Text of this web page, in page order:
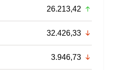
26.213,42
32.426,33
3.946,73